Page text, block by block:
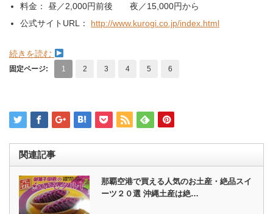
料金： 昼／2,000円前後 夜／15,000円から
公式サイトURL： http://www.kurogi.co.jp/index.html
続きを読む
固定ページ: 1 2 3 4 5 6
関連記事
那覇空港で買える人気のお土産・絶品スイ
ーツ２０選 沖縄土産は絶…